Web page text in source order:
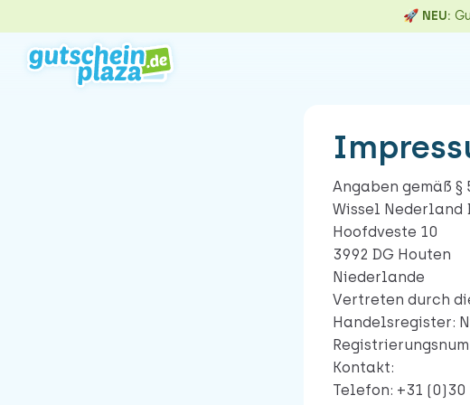
🚀 NEU:
Gutschein gegen Geld
Gutschein verkaufen – bequem &
sicher. Meistens steht das Geld
schon am nächsten Werktag auf
Angaben gemäß §
Wissel Nederland
Hoofdveste 10
3992 DG Houten
Niederlande
Vertreten durch
Handelsregister:
Kontakt:
Telefon: +31 (0)30